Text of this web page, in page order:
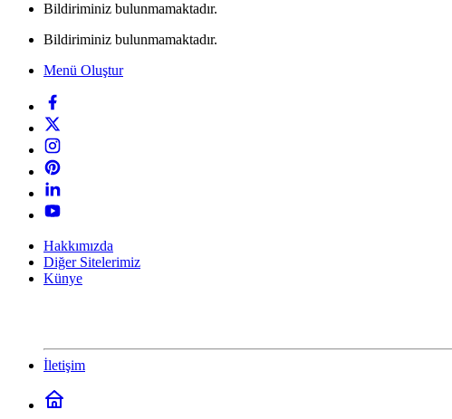
Bildiriminiz bulunmamaktadır.
Bildiriminiz bulunmamaktadır.
Menü Oluştur
Hakkımızda
Diğer Sitelerimiz
Künye
İletişim